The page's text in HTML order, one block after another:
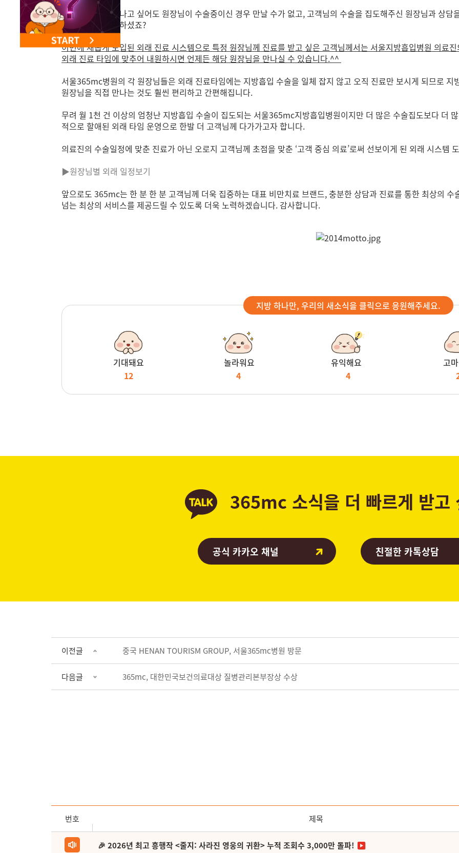
특정 원장님을 만나고 싶어도 원장님이 수술중이신 경우 만날 수가 없고, 고객님의 수술을 집도해주신 원장님과 상
가 필요하여 불편하셨죠?
이번에 새롭게 도입된 외래 진료 시스템으로 특정 원장님께 진료를 받고 싶은 고객님께서는 서울지방흡입병원 의료
외래 진료 타임에 맞추어 내원하시면 언제든 해당 원장님을 만나실 수 있습니다.^^
서울365mc병원의 각 원장님들은 외래 진료타임에는 지방흡입 수술을 일체 잡지 않고 오직 진료만 보시게 되므로
원장님을 직접 만나는 것도 훨씬 편리하고 간편해집니다.
무려 월 1천 건 이상의 엄청난 지방흡입 수술이 집도되는 서울365mc지방흡입병원이지만 더 많은 수술집도보다 더
적으로 할애된 외래 타임 운영으로 한발 더 고객님께 다가가고자 합니다.
의료진의 수술일정에 맞춘 진료가 아닌 오로지 고객님께 초점을 맞춘 ‘고객 중심 의료’로써 선보이게 된 외래 시스
▶원장님별 외래 일정보기
앞으로도 365mc는 한 분 한 분 고객님께 더욱 집중하는 대표 비만치료 브랜드, 충분한 상담과 진료를 통한 최상의
넘는 최상의 서비스를 제공드릴 수 있도록 더욱 노력하겠습니다. 감사합니다.
지방 하나만, 우리의 새소식을 클릭으로 응원해주세요.
기대돼요
12
놀라워요
4
유익해요
4
고
365mc 소식을 더 빠르게 받고
공식 카카오 채널 친절한 카톡상담
이전글 중국 HENAN TOURISM GROUP, 서울365mc병원 방문
다음글 365mc, 대한민국보건의료대상 질병관리본부장상 수상
번호 제목
🎉 2026년 최고 흥행작 <줄지: 사라진 영웅의 귀환> 누적 조회수 3,000만 돌파!